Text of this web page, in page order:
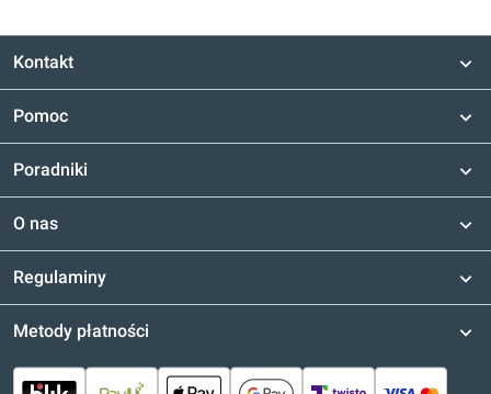
Kontakt
Pomoc
Poradniki
O nas
Regulaminy
Metody płatności